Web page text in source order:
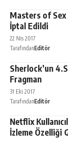
Masters of Sex
İptal Edildi
22 Nis 2017
TarafındanEditör
Sherlock’un
Fragman
31 Eki 2017
TarafındanEditör
Netflix
İzleme Özelliği